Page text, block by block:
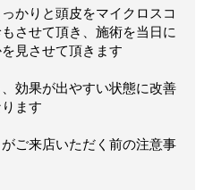
かりと頭皮をマイクロスコ
させて頂き、施術を当日に
見させて頂きます
効果が出やすい状態に改善
ます
来店いただく前の注意事